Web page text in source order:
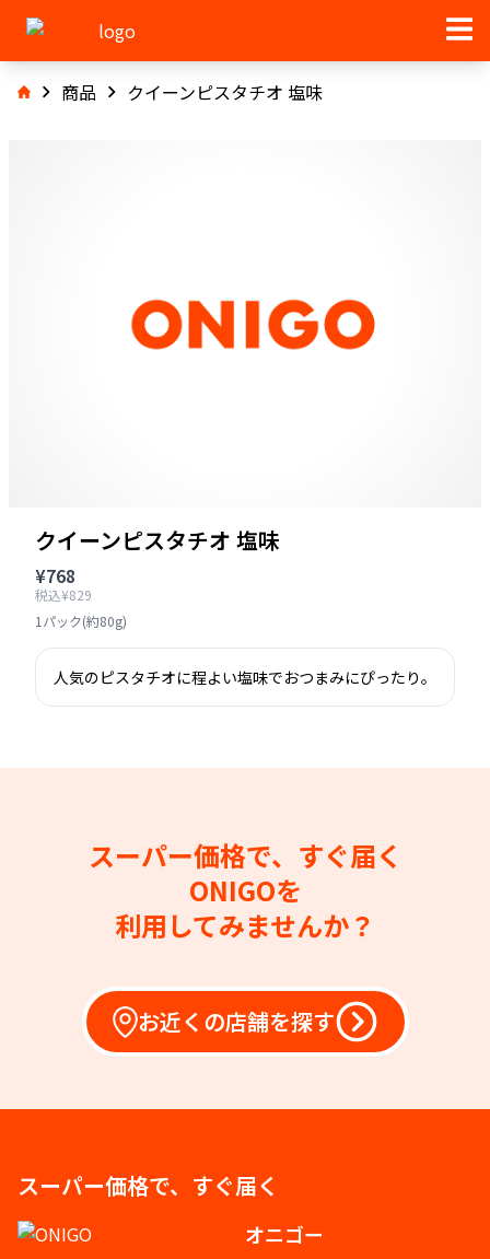
商品 クイーンピスタチオ 塩味
クイーンピスタチオ 塩味
¥768
税込¥829
1パック(約80g)
人気のピスタチオに程よい塩味でおつまみにぴったり。
スーパー価格で、すぐ届く
ONIGOを
利用してみませんか？
お近くの店舗を探す
スーパー価格で、すぐ届く
オニゴー